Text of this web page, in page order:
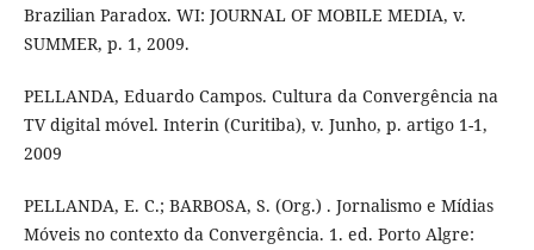
Brazilian Paradox. WI: JOURNAL OF MOBILE MEDIA, v.
SUMMER, p. 1, 2009.
PELLANDA, Eduardo Campos. Cultura da Convergência na
TV digital móvel. Interin (Curitiba), v. Junho, p. artigo 1-1,
2009
PELLANDA, E. C.; BARBOSA, S. (Org.) . Jornalismo e Mídias
Móveis no contexto da Convergência. 1. ed. Porto Algre: